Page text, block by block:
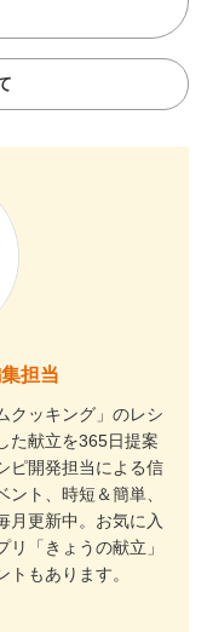
担当
クッキング」のレシ
た献立を365日提案
ピ開発担当による信
ト、時短＆簡単、
月更新中。お気に入
「きょうの献立」
もあります。